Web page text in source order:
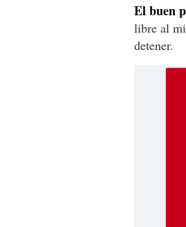
El buen
libre al
detener.